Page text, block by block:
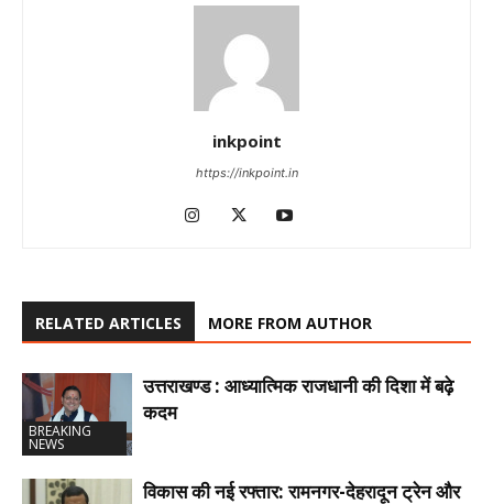
inkpoint
https://inkpoint.in
RELATED ARTICLES MORE FROM AUTHOR
BREAKING
NEWS
उत्तराखण्ड : आध्यात्मिक राजधानी की दिशा में बढ़े
कदम
विकास की नई रफ्तार: रामनगर-देहरादून ट्रेन और